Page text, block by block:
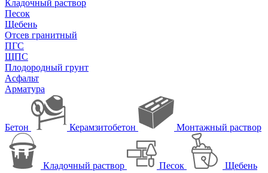
Кладочный раствор
Песок
Щебень
Отсев гранитный
ПГС
ЩПС
Плодородный грунт
Асфальт
Арматура
Бетон Керамзитобетон Монтажный раствор
Кладочный раствор Песок Щебень